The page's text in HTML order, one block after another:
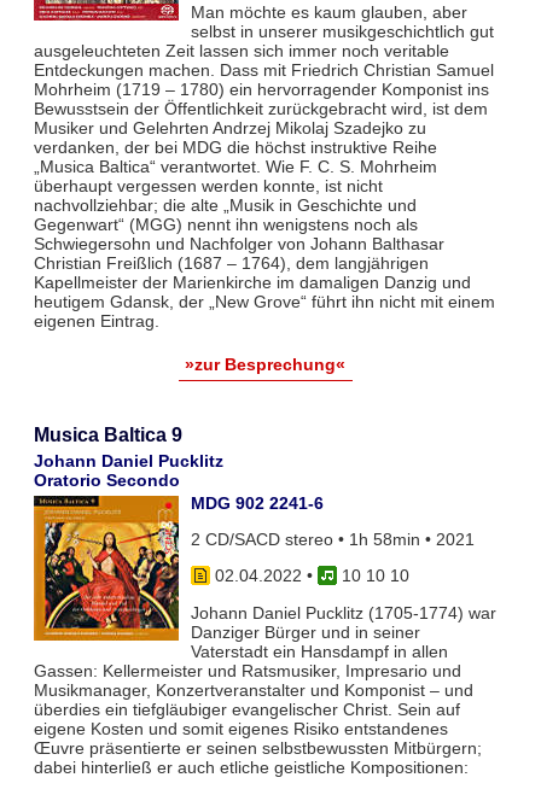
Man möchte es kaum glauben, aber
selbst in unserer musikgeschichtlich gut
ausgeleuchteten Zeit lassen sich immer noch veritable
Entdeckungen machen. Dass mit Friedrich Christian Samuel
Mohrheim (1719 – 1780) ein hervorragender Komponist ins
Bewusstsein der Öffentlichkeit zurückgebracht wird, ist dem
Musiker und Gelehrten Andrzej Mikolaj Szadejko zu
verdanken, der bei MDG die höchst instruktive Reihe
„Musica Baltica“ verantwortet. Wie F. C. S. Mohrheim
überhaupt vergessen werden konnte, ist nicht
nachvollziehbar; die alte „Musik in Geschichte und
Gegenwart“ (MGG) nennt ihn wenigstens noch als
Schwiegersohn und Nachfolger von Johann Balthasar
Christian Freißlich (1687 – 1764), dem langjährigen
Kapellmeister der Marienkirche im damaligen Danzig und
heutigem Gdansk, der „New Grove“ führt ihn nicht mit einem
eigenen Eintrag.
»zur Besprechung«
Musica Baltica 9
Johann Daniel Pucklitz
Oratorio Secondo
MDG 902 2241-6
2 CD/SACD stereo • 1h 58min • 2021
02.04.2022 •
10 10 10
Johann Daniel Pucklitz (1705-1774) war
Danziger Bürger und in seiner
Vaterstadt ein Hansdampf in allen
Gassen: Kellermeister und Ratsmusiker, Impresario und
Musikmanager, Konzertveranstalter und Komponist – und
überdies ein tiefgläubiger evangelischer Christ. Sein auf
eigene Kosten und somit eigenes Risiko entstandenes
Œuvre präsentierte er seinen selbstbewussten Mitbürgern;
dabei hinterließ er auch etliche geistliche Kompositionen: